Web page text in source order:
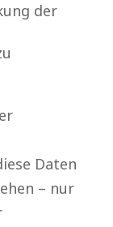
der
Daten
– nur